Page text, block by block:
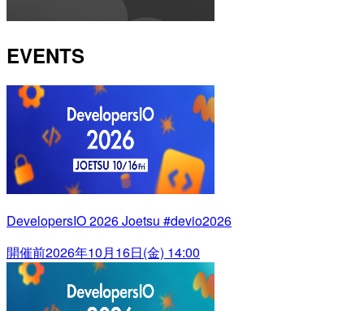
EVENTS
DevelopersIO 2026 Joetsu #devio2026
開催前2026年10月16日(金) 14:00